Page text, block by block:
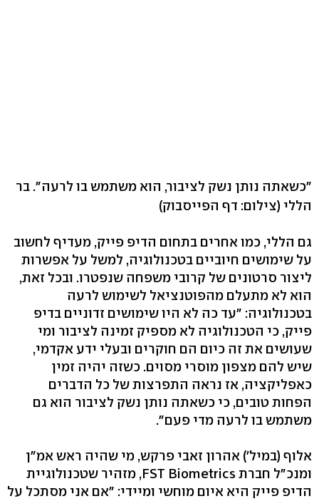
"כשאתה נותן נשק לציבור, הוא משתמש בו לרעה". בר
הללי (צילום: דף הפייסבוק)
גם הללי, כמו אחרים בתחום הדיפ פייק, מעדיף לחשוב
על שימושים חיוביים בטכנולוגיה, למשל על אפשרות
ליצור סרטונים של קרובי משפחה שנפטרו. ובכל זאת,
הוא לא מתעלם מהפוטנציאל לשימוש לרעה
בטכנולוגיה: "עד כה לא היו שימושים זדוניים בדיפ
פייק, כי הטכנולוגיה לא מספיק זמינה לציבור ומי
שעושים את זה כיום הם חוקרים ובעלי ידע אקדמי,
שיש להם מצפון מוסרי מסוים. כשזה יהיה זמין
כאפליקציה, אז נראה התפרצות של כל הדברים
הפחות טובים, כי כשאתה נותן נשק לציבור הוא גם
משתמש בו לרעה מדי פעם".
אלוף (במיל') אהרון זאבי פרקש, מי שהיה ראש אמ"ן
ומנכ"ל חברת FST Biometrics, מזהיר שטכנולוגיית
הדיפ פייק היא איום מוחשי ומיידי: "אם אני מסתכל על